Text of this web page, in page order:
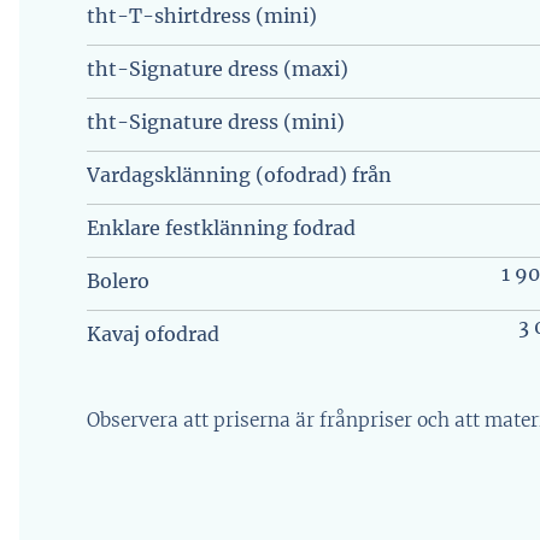
tht-T-shirtdress (mini)
tht-Signature dress (maxi)
tht-Signature dress (mini)
Vardagsklänning (ofodrad) från
Enklare festklänning fodrad
Bolero 1
Kavaj ofodrad 3
Observera att priserna är frånpriser och att